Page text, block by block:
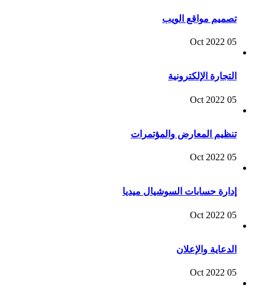
تصميم مواقع الويب
05 Oct 2022
التجارة الإلكترونية
05 Oct 2022
تنظيم المعارض والمؤتمرات
05 Oct 2022
إدارة حسابات السوشيال ميديا
05 Oct 2022
الدعاية والإعلان
05 Oct 2022